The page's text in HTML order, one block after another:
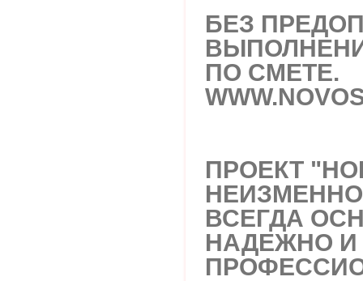
БЕЗ
ПО СМЕТЕ.
ПРОЕКТ
ВСЕГДА
НАДЕЖНО И